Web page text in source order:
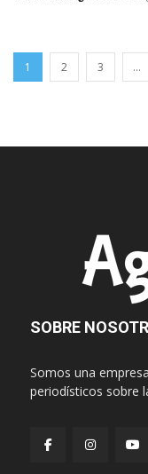
1 2 3 …
SOBRE
Somos una
periodísticos sobre